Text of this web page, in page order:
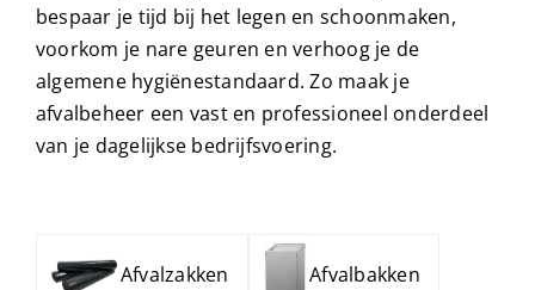
bespaar je tijd bij het legen en schoonmaken,
voorkom je nare geuren en verhoog je de
algemene hygiënestandaard. Zo maak je
afvalbeheer een vast en professioneel onderdeel
van je dagelijkse bedrijfsvoering.
Afvalzakken Afvalbakken